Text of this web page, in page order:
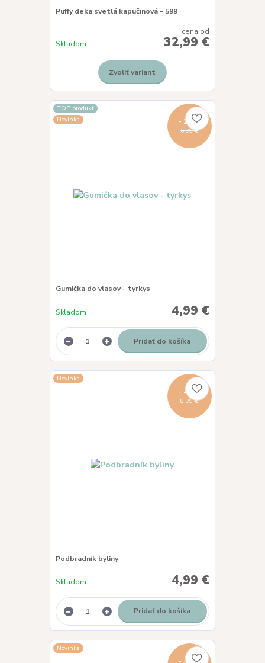
Puffy deka svetlá kapučinová - 599
cena od
32,99 €
Skladom
Zvoliť variant
TOP produkt
Novinka
6,99 €
- 29 %
Gumička do vlasov - tyrkys
4,99 €
Skladom
Pridať do košíka
Novinka
8,99 €
- 44 %
Podbradník byliny
4,99 €
Skladom
Pridať do košíka
Novinka